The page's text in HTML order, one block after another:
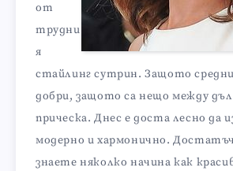
от
трудни
я
стайлинг сутрин. Защото
добри, защото са нещо между
прическа. Днес е доста лесно да
модерно и хармонично.
знаете няколко начина как